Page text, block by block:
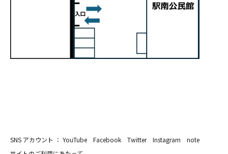
SNS アカウント ： YouTube Facebook Twitter Instagram
note